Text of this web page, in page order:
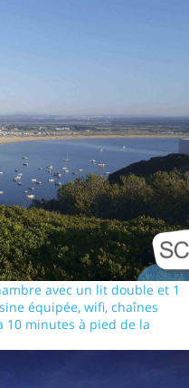
avec un lit double et 1
équipée, wifi, chaînes
10 minutes à pied de la